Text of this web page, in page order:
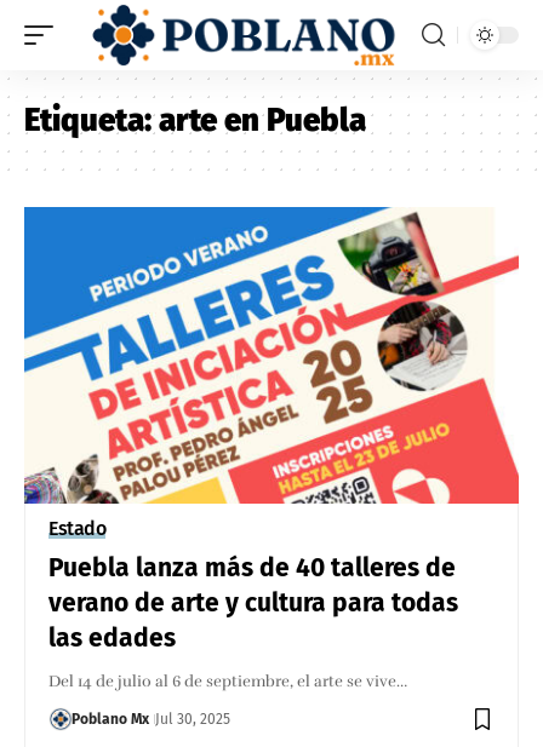
Etiqueta:arte en Puebla
Estado
Puebla lanza más de 40 talleres de
verano de arte y cultura para todas
las edades
Del 14 de julio al 6 de septiembre, el arte se vive…
Poblano Mx Jul 30, 2025